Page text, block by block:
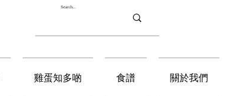
雞蛋知多啲 食譜 關於我們